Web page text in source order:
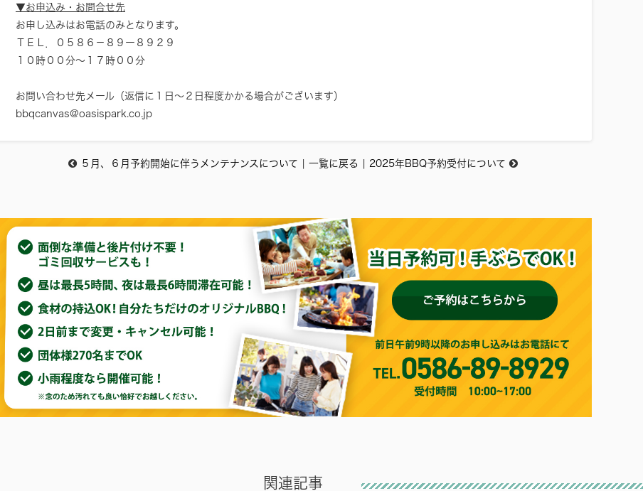
▼お申込み・お問合せ先
お申し込みはお電話のみとなります。
ＴＥＬ．０５８６－８９ー８９２９
１０時００分～１７時００分
お問い合わせ先メール（返信に１日～２日程度かかる場合がございます）
bbqcanvas@oasispark.co.jp
５月、６月予約開始に伴うメンテナンスについて 一覧に戻る 2025年BBQ予約受付について
関連記事